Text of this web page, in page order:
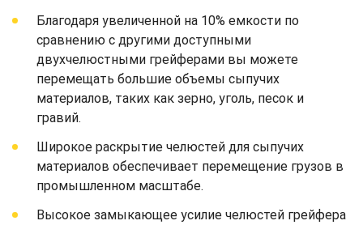
Благодаря увеличенной на 10% емкости по
сравнению с другими доступными
двухчелюстными грейферами вы можете
перемещать большие объемы сыпучих
материалов, таких как зерно, уголь, песок и
гравий.
Широкое раскрытие челюстей для сыпучих
материалов обеспечивает перемещение грузов в
промышленном масштабе.
Высокое замыкающее усилие челюстей грейфера